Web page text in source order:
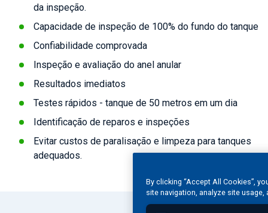
da inspeção.
Capacidade de inspeção de 100% do fundo do tanque
Confiabilidade comprovada
Inspeção e avaliação do anel anular
Resultados imediatos
Testes rápidos - tanque de 50 metros em um dia
Identificação de reparos e inspeções
Evitar custos de paralisação e limpeza para tanques
adequados.
By clicking “Accept All Cookies”,
site navigation, analyze site